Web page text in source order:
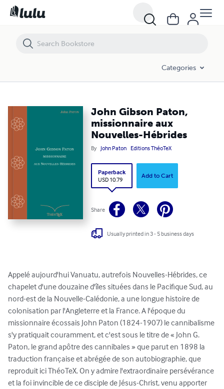
Categories
John Gibson Paton,
missionnaire aux
Nouvelles-Hébrides
By John Paton Editions ThéoTeX
Paperback
USD 10.79
Add to Cart
Share
Usually printed in 3 - 5 business days
Appelé aujourd'hui Vanuatu, autrefois Nouvelles-Hébrides, ce
chapelet d'une douzaine d'îles situées dans le Pacifique Sud, au
nord-est de la Nouvelle-Calédonie, a une longue histoire de
colonisation par l'Angleterre et la France. A l'époque du
missionnaire écossais John Paton (1824-1907) le cannibalisme
s'y pratiquait couramment, et c'est sous le titre de « John G.
Paton, le grand apôtre des cannibales » que parut en 1898 la
traduction française et abrégée de son autobiographie, que
reproduit ici ThéoTeX. On y admire l'extraordinaire persévérance
et la foi invincible de ce disciple de Jésus-Christ, venu apporter
John Gibson Paton, missionnaire aux Nouvelles-Hébrides